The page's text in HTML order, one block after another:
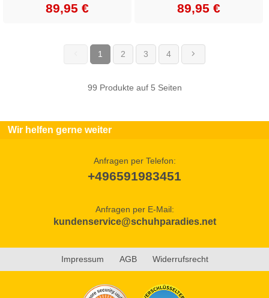
89,95 € 89,95 €
1 (current)
2 3 4
99 Produkte auf 5 Seiten
Wir helfen gerne weiter
Anfragen per Telefon:
+496591983451
Anfragen per E-Mail:
kundenservice@schuhparadies.net
Impressum AGB Widerrufsrecht